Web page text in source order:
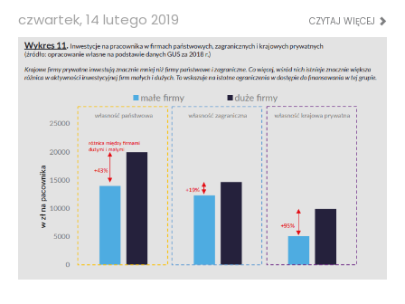
czwartek, 14 lutego 2019 CZYTAJ WIĘCEJ